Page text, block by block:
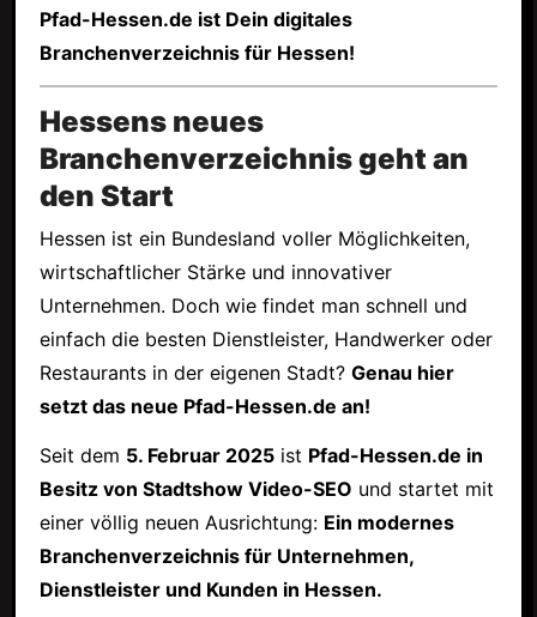
Pfad-Hessen.de ist Dein digitales
Branchenverzeichnis für Hessen!
Hessens neues
Branchenverzeichnis geht an
den Start
Hessen ist ein Bundesland voller Möglichkeiten,
wirtschaftlicher Stärke und innovativer
Unternehmen. Doch wie findet man schnell und
einfach die besten Dienstleister, Handwerker oder
Restaurants in der eigenen Stadt? Genau hier
setzt das neue Pfad-Hessen.de an!
Seit dem 5. Februar 2025ist Pfad-Hessen.de in
Besitz von Stadtshow Video-SEO und startet mit
einer völlig neuen Ausrichtung: Ein modernes
Branchenverzeichnis für Unternehmen,
Dienstleister und Kunden in Hessen.